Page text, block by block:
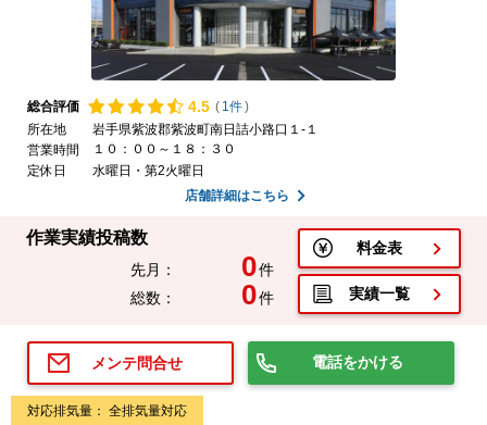
総合評価 4.5 ( 1件)
所在地
岩手県紫波郡紫波町南日詰小路口１-１
営業時間
１０：００～１８：３０
定休日
水曜日・第2火曜日
店舗詳細はこちら
作業実績投稿数
先月： 0件
総数：
0件
料金表
実績一覧
メンテ問合せ 電話をかける
対応排気量： 全排気量対応